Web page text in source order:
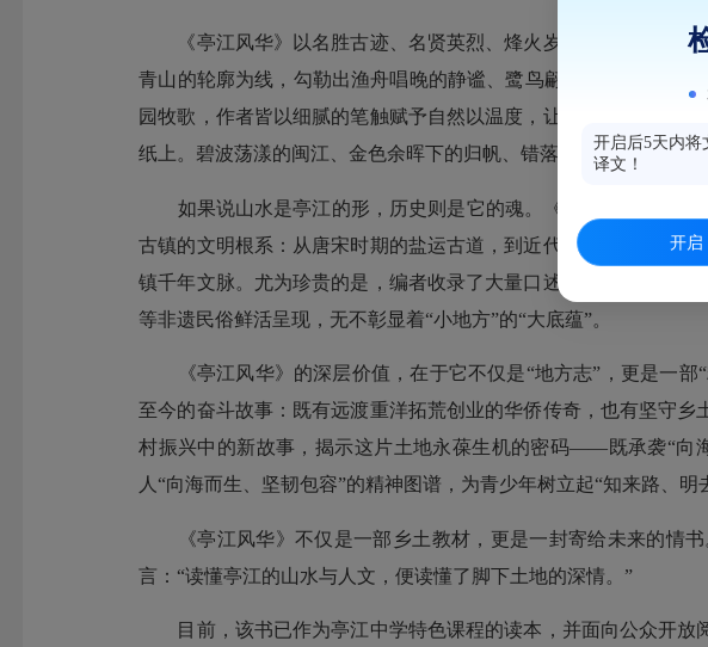
《亭江风华》以名胜古迹、名贤英烈、烽火岁月、人才辈出、
青山的轮廓为线，勾勒出渔舟唱晚的静谧、鹭鸟翩跹的灵动与田
园牧歌，作者皆以细腻的笔触赋予自然以温度，让文字化作一叶
纸上。碧波荡漾的闽江、金色余晖下的归帆、错落有致的田园村落
如果说山水是亭江的形，历史则是它的魂。《亭江风华》以“一
古镇的文明根系：从唐宋时期的盐运古道，到近代侨乡的骑楼旧
镇千年文脉。尤为珍贵的是，编者收录了大量口述史与民间档案
等非遗民俗鲜活呈现，无不彰显着“小地方”的“大底蕴”。
《亭江风华》的深层价值，在于它不仅是“地方志”，更是一部“
至今的奋斗故事：既有远渡重洋拓荒创业的华侨传奇，也有坚守
村振兴中的新故事，揭示这片土地永葆生机的密码——既承袭“向
人“向海而生、坚韧包容”的精神图谱，为青少年树立起“知来路、明
《亭江风华》不仅是一部乡土教材，更是一封寄给未来的情书
言：“读懂亭江的山水与人文，便读懂了脚下土地的深情。”
目前，该书已作为亭江中学特色课程的读本，并面向公众开放
开启后5天内将
译文！
开启